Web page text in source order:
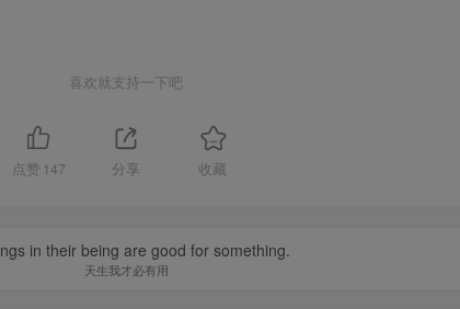
喜欢就支持一下吧
点赞 147 分享 收藏
in their being are good for something.
天生我才必有用